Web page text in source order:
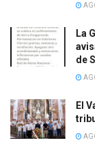
La
de
El